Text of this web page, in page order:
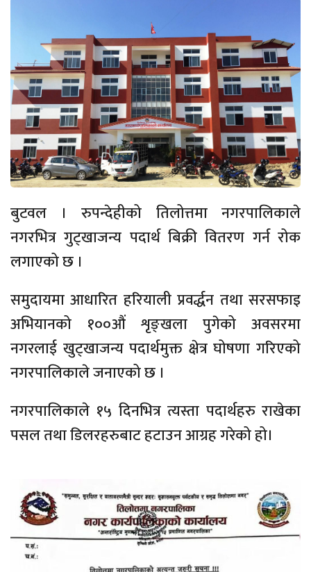
बुटवल । रुपन्देहीको तिलोत्तमा नगरपालिकाले
नगरभित्र गुट्खाजन्य पदार्थ बिक्री वितरण गर्न रोक
लगाएको छ ।
समुदायमा आधारित हरियाली प्रवर्द्धन तथा सरसफाइ
अभियानको १००औं शृङ्खला पुगेको अवसरमा
नगरलाई खुट्खाजन्य पदार्थमुक्त क्षेत्र घोषणा गरिएको
नगरपालिकाले जनाएको छ ।
नगरपालिकाले १५ दिनभित्र त्यस्ता पदार्थहरु राखेका
पसल तथा डिलरहरुबाट हटाउन आग्रह गरेको हो।